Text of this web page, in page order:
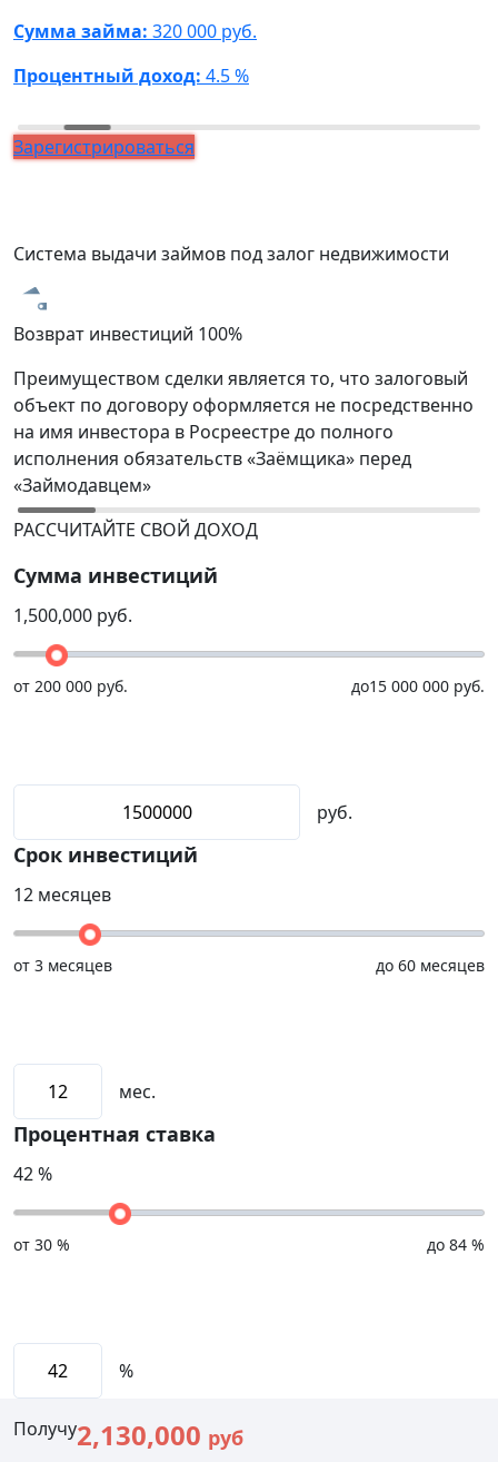
Сумма займа: 320 000 руб.
Процентный доход: 4.5 %
Зарегистрироваться
Система выдачи займов под залог недвижимости
Возврат инвестиций 100%
Преимуществом сделки является то, что залоговый
объект по договору оформляется не посредственно
на имя инвестора в Росреестре до полного
исполнения обязательств «Заёмщика» перед
«Займодавцем»
РАССЧИТАЙТЕ СВОЙ ДОХОД
Сумма инвестиций
1,500,000 руб.
от 200 000 руб. до15 000 000 руб.
руб.
Срок инвестиций
12 месяцев
от 3 месяцев до 60 месяцев
мес.
Процентная ставка
42%
от 30 % до 84 %
%
Получу2,130,000 руб